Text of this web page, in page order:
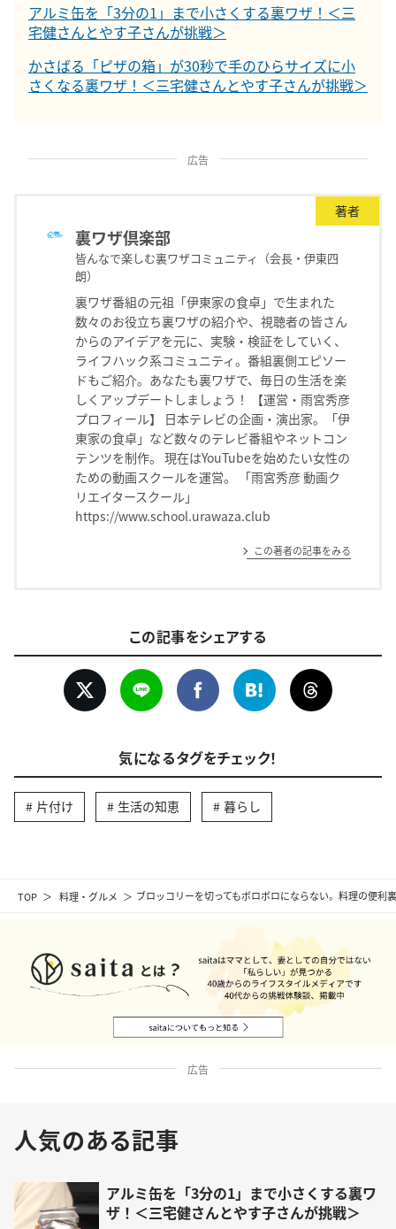
TOP 料理・グルメ ブロッコリーを切ってもボロボロにならない。料理の便利
アルミ缶を「3分の1」まで小さくする裏ワザ！＜三
宅健さんとやす子さんが挑戦＞
かさばる「ピザの箱」が30秒で手のひらサイズに小
さくなる裏ワザ！＜三宅健さんとやす子さんが挑戦＞
広告
著者
裏ワザ倶楽部
皆んなで楽しむ裏ワザコミュニティ（会長・伊東四
朗）
裏ワザ番組の元祖「伊東家の食卓」で生まれた
数々のお役立ち裏ワザの紹介や、視聴者の皆さん
からのアイデアを元に、実験・検証をしていく、
ライフハック系コミュニティ。番組裏側エピソー
ドもご紹介。あなたも裏ワザで、毎日の生活を楽
しくアップデートしましょう！ 【運営・雨宮秀彦
プロフィール】 日本テレビの企画・演出家。「伊
東家の食卓」など数々のテレビ番組やネットコン
テンツを制作。 現在はYouTubeを始めたい女性の
ための動画スクールを運営。 「雨宮秀彦 動画ク
リエイタースクール」
https://www.school.urawaza.club
この著者の記事をみる
この記事をシェアする
気になるタグをチェック！
片付け 生活の知恵 暮らし
広告
人気のある記事
アルミ缶を「3分の1」まで小さくする裏ワ
ザ！＜三宅健さんとやす子さんが挑戦＞